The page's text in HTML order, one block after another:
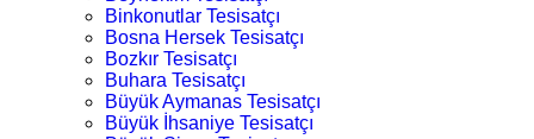
Binkonutlar Tesisatçı
Bosna Hersek Tesisatçı
Bozkır Tesisatçı
Buhara Tesisatçı
Büyük Aymanas Tesisatçı
Büyük İhsaniye Tesisatçı